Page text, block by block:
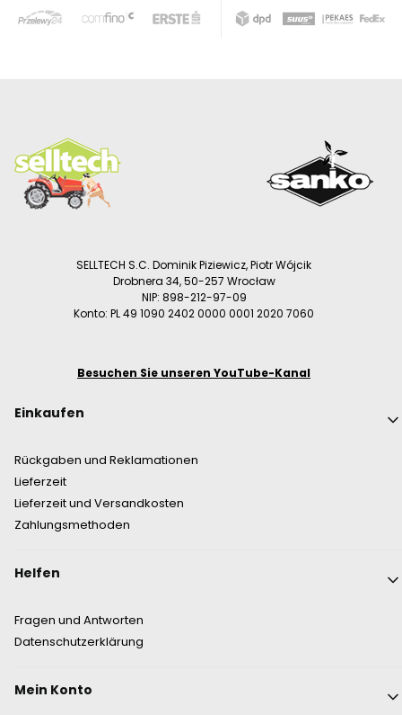
SELLTECH S.C. Dominik Piziewicz, Piotr Wójcik
Drobnera 34, 50-257 Wrocław
NIP: 898-212-97-09
Konto: PL 49 1090 2402 0000 0001 2020 7060
Besuchen Sie unseren YouTube-Kanal
Fußzeilenmenü
Einkaufen
Rückgaben und Reklamationen
Lieferzeit
Lieferzeit und Versandkosten
Zahlungsmethoden
Helfen
Fragen und Antworten
Datenschutzerklärung
Mein Konto